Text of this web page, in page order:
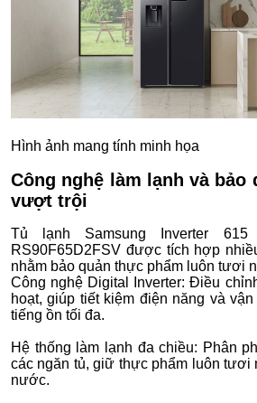
Hình ảnh mang tính minh họa
Công nghệ làm lạnh và bảo
vượt trội
Tủ lạnh Samsung Inverter
RS90F65D2FSV được tích hợp
nhằm bảo quản thực phẩm luôn tươi
Công nghệ Digital Inverter: Điều
hoạt, giúp tiết kiệm điện năng và
tiếng ồn tối đa.
Hệ thống làm lạnh đa chiều: Phân
các ngăn tủ, giữ thực phẩm luôn tươi
nước.